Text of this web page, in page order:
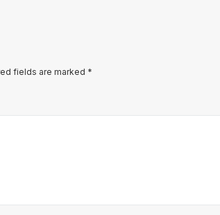
fields are marked *